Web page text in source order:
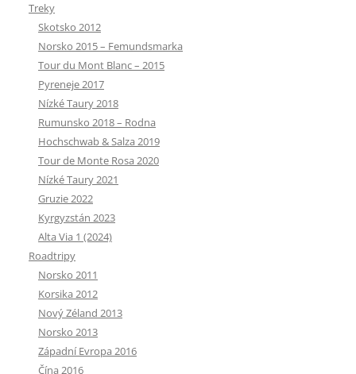
Treky
Skotsko 2012
Norsko 2015 – Femundsmarka
Tour du Mont Blanc – 2015
Pyreneje 2017
Nízké Taury 2018
Rumunsko 2018 – Rodna
Hochschwab & Salza 2019
Tour de Monte Rosa 2020
Nízké Taury 2021
Gruzie 2022
Kyrgyzstán 2023
Alta Via 1 (2024)
Roadtripy
Norsko 2011
Korsika 2012
Nový Zéland 2013
Norsko 2013
Západní Evropa 2016
Čína 2016